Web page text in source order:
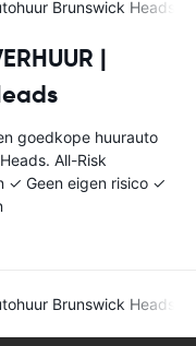
Brunswick Heads
|
goedkope huurauto
All-Risk
✓ Geen eigen risico ✓
Brunswick Heads